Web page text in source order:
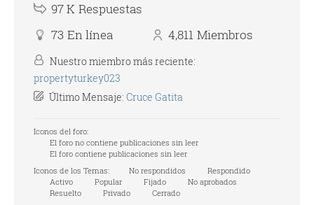
97 K Respuestas
73 En línea 4,811 Miembros
Nuestro miembro más reciente:
propertyturkey023
Último Mensaje: Cruce Gatita
Iconos del foro:
El foro no contiene publicaciones sin leer
El foro contiene publicaciones sin leer
Iconos de los Temas:
No respondidos
Respondido
Activo
Popular Fijado
No aprobados
Resuelto
Privado Cerrado